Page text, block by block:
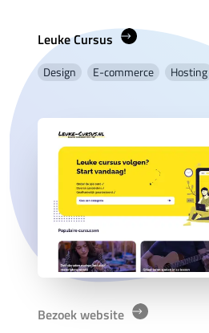
Leuke Cursus
Design E-commerce Hosting
Bezoek website